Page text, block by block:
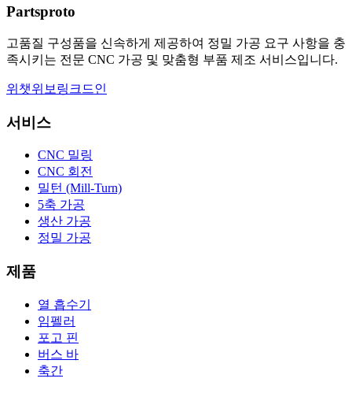
Partsproto
고품질 구성품을 신속하게 제공하여 정밀 가공 요구 사항을 충
족시키는 전문 CNC 가공 및 맞춤형 부품 제조 서비스입니다.
위챗위보 링크드인
서비스
CNC 밀링
CNC 회전
밀턴 (Mill-Turn)
5축 가공
생산 가공
정밀 가공
제품
열 흡수기
임펠러
포고 핀
버스 바
축간